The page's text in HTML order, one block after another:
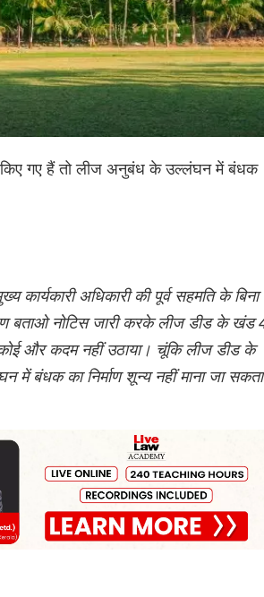
किए गए हैं तो लीज अनुबंध के उल्लंघन में बंधक
अधिकारी की पूर्व सहमति के बिना
बताओ नोटिस जारी करके लीज डीड के खंड
और कदम नहीं उठाया। चूंकि लीज डीड के
बंधक का निर्माण शून्य नहीं माना जा सकता